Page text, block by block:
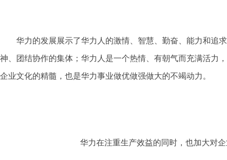
华力的发展展示了华力人的激情、智慧、勤奋、能力和追求
神、团结协作的集体；华力人是一个热情、有朝气而充满活力
企业文化的精髓，也是华力事业做优做强做大的不竭动力。
华力在注重生产效益的同时，也加大对